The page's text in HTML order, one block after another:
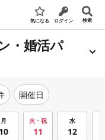
気になる ログイン 検索
・婚活パ
開催日
月
10
火・祝
11
水
12